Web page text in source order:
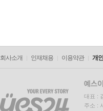
회사소개 인재채용 이용약관 개
대표 :
주소 :